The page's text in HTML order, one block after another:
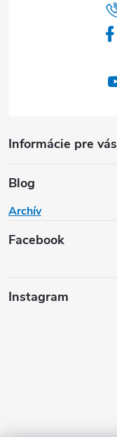
Informácie pre vás
Blog
Archív
Facebook
Instagram